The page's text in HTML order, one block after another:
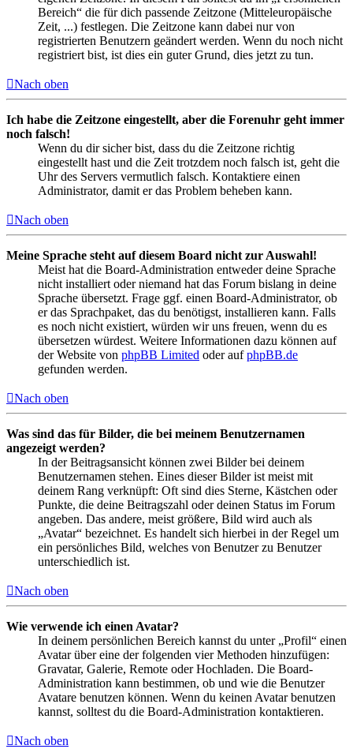
Bereich“ die für dich passende Zeitzone (Mitteleuropäische
Zeit, ...) festlegen. Die Zeitzone kann dabei nur von
registrierten Benutzern geändert werden. Wenn du noch nicht
registriert bist, ist dies ein guter Grund, dies jetzt zu tun.
Nach oben
Ich habe die Zeitzone eingestellt, aber die Forenuhr geht immer
noch falsch!
Wenn du dir sicher bist, dass du die Zeitzone richtig
eingestellt hast und die Zeit trotzdem noch falsch ist, geht die
Uhr des Servers vermutlich falsch. Kontaktiere einen
Administrator, damit er das Problem beheben kann.
Nach oben
Meine Sprache steht auf diesem Board nicht zur Auswahl!
Meist hat die Board-Administration entweder deine Sprache
nicht installiert oder niemand hat das Forum bislang in deine
Sprache übersetzt. Frage ggf. einen Board-Administrator, ob
er das Sprachpaket, das du benötigst, installieren kann. Falls
es noch nicht existiert, würden wir uns freuen, wenn du es
übersetzen würdest. Weitere Informationen dazu können auf
der Website von phpBB Limited oder aufphpBB.de
gefunden werden.
Nach oben
Was sind das für Bilder, die bei meinem Benutzernamen
angezeigt werden?
In der Beitragsansicht können zwei Bilder bei deinem
Benutzernamen stehen. Eines dieser Bilder ist meist mit
deinem Rang verknüpft: Oft sind dies Sterne, Kästchen oder
Punkte, die deine Beitragszahl oder deinen Status im Forum
angeben. Das andere, meist größere, Bild wird auch als
„Avatar“ bezeichnet. Es handelt sich hierbei in der Regel um
ein persönliches Bild, welches von Benutzer zu Benutzer
unterschiedlich ist.
Nach oben
Wie verwende ich einen Avatar?
In deinem persönlichen Bereich kannst du unter „Profil“ einen
Avatar über eine der folgenden vier Methoden hinzufügen:
Gravatar, Galerie, Remote oder Hochladen. Die Board-
Administration kann bestimmen, ob und wie die Benutzer
Avatare benutzen können. Wenn du keinen Avatar benutzen
kannst, solltest du die Board-Administration kontaktieren.
Nach oben